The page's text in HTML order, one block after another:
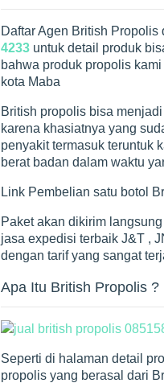
Daftar Agen British
4233 untuk detail produk
bahwa produk propolis
kota Maba
British propolis bisa
karena khasiatnya yang
penyakit termasuk teruntuk
berat badan dalam waktu
Link Pembelian satu botol
Paket akan dikirim
jasa expedisi terbaik J&T ,
dengan tarif yang sangat
Apa Itu British Propolis ?
Seperti di halaman detail
propolis yang berasal dari